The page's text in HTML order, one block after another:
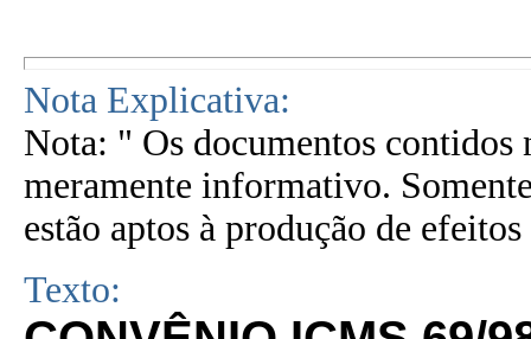
Nota Explicativa:
Nota: " Os documentos contidos
meramente informativo.
estão aptos à produção de
Texto: